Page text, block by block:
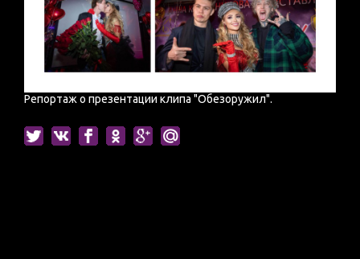
Репортаж о презентации клипа "Обезоружил".